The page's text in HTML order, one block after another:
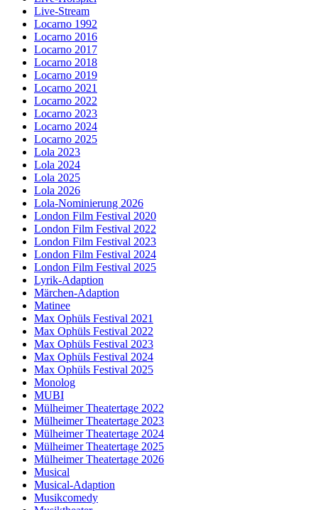
Live-Stream
Locarno 1992
Locarno 2016
Locarno 2017
Locarno 2018
Locarno 2019
Locarno 2021
Locarno 2022
Locarno 2023
Locarno 2024
Locarno 2025
Lola 2023
Lola 2024
Lola 2025
Lola 2026
Lola-Nominierung 2026
London Film Festival 2020
London Film Festival 2022
London Film Festival 2023
London Film Festival 2024
London Film Festival 2025
Lyrik-Adaption
Märchen-Adaption
Matinee
Max Ophüls Festival 2021
Max Ophüls Festival 2022
Max Ophüls Festival 2023
Max Ophüls Festival 2024
Max Ophüls Festival 2025
Monolog
MUBI
Mülheimer Theatertage 2022
Mülheimer Theatertage 2023
Mülheimer Theatertage 2024
Mülheimer Theatertage 2025
Mülheimer Theatertage 2026
Musical
Musical-Adaption
Musikcomedy